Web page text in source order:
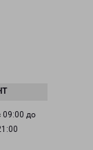
09:00 до